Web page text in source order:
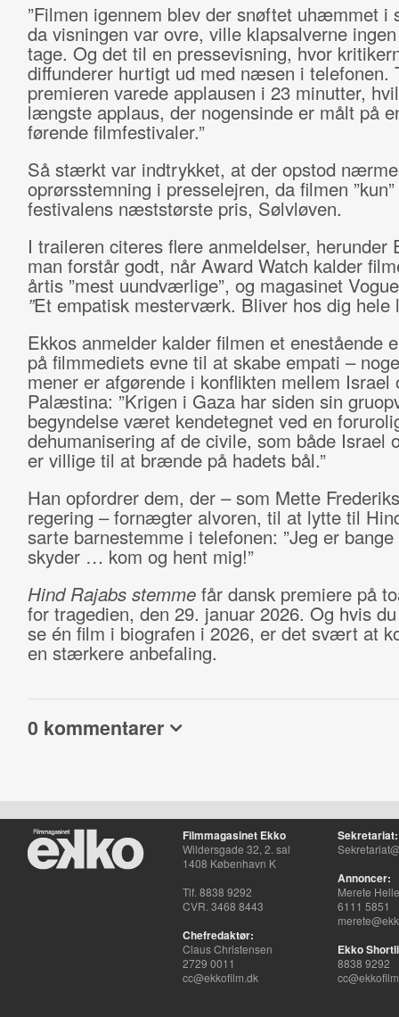
”Filmen igennem blev der snøftet uhæmmet i
da visningen var ovre, ville klapsalverne
tage. Og det til en pressevisning, hvor
diffunderer hurtigt ud med næsen i telefonen.
premieren varede applausen i 23 minutter,
længste applaus, der nogensinde er målt på
førende filmfestivaler.”
Så stærkt var indtrykket, at der opstod
oprørsstemning i presselejren, da filmen
festivalens næststørste pris, Sølvløven.
I traileren citeres flere anmeldelser, herunder
man forstår godt, når Award Watch kalder
årtis ”mest uundværlige”, og magasinet
”Et empatisk mesterværk. Bliver hos dig hele
Ekkos anmelder kalder filmen et enestående
på filmmediets evne til at skabe empati –
mener er afgørende i konflikten mellem Israel
Palæstina: ”Krigen i Gaza har siden sin
begyndelse været kendetegnet ved en
dehumanisering af de civile, som både Israel
er villige til at brænde på hadets bål.”
Han opfordrer dem, der – som Mette
regering – fornægter alvoren, til at lytte til
sarte barnestemme i telefonen: ”Jeg er
skyder … kom og hent mig!”
Hind Rajabs stemmefår dansk premiere på
for tragedien, den 29. januar 2026. Og hvis
se én film i biografen i 2026, er det svært at
en stærkere anbefaling.
0 kommentarer
Filmmagasinet Ekko
Wildersgade 32, 2. sal
1408 København K
Tlf. 8838 9292
CVR. 3468 8443
Chefredaktør:
Claus Christensen
2729 0011
cc@ekkofilm.dk
Sekretariat:
Annoncer:
Merete
6111 5851
Ekko
8838 9292